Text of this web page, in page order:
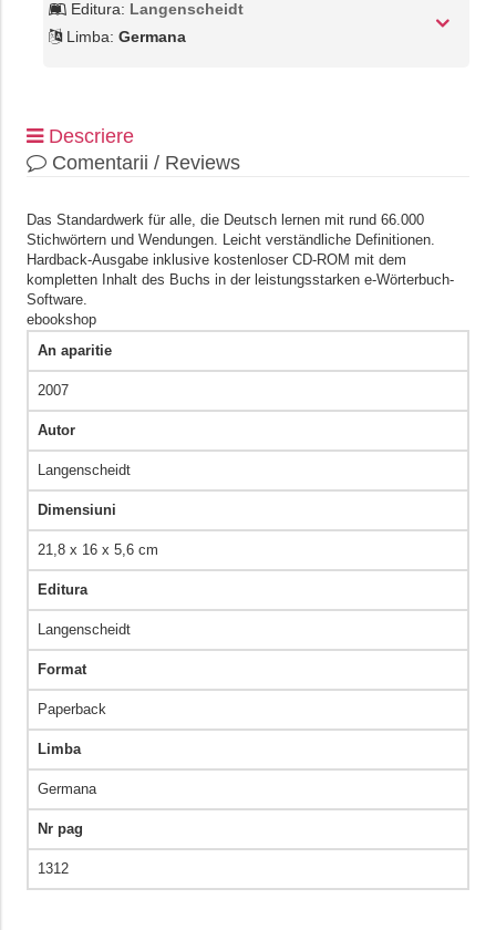
Editura: Langenscheidt
Limba: Germana
Descriere
Comentarii / Reviews
Das Standardwerk für alle, die Deutsch lernen mit rund 66.000
Stichwörtern und Wendungen. Leicht verständliche Definitionen.
Hardback-Ausgabe inklusive kostenloser CD-ROM mit dem
kompletten Inhalt des Buchs in der leistungsstarken e-Wörterbuch-
Software.
ebookshop
An aparitie
2007
Autor
Langenscheidt
Dimensiuni
21,8 x 16 x 5,6 cm
Editura
Langenscheidt
Format
Paperback
Limba
Germana
Nr pag
1312